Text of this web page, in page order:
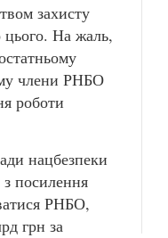
захисту
цього. На жаль,
члени РНБО
роботи
нацбезпеки
з посилення
РНБО,
грн за